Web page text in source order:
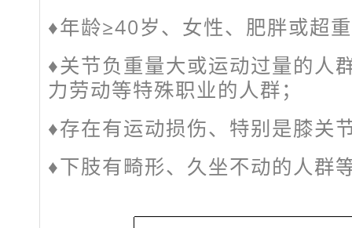
♦年龄≥40岁、女性、肥胖或超
♦关节负重量大或运动过量的人
力劳动等特殊职业的人群；
♦存在有运动损伤、特别是膝关
♦下肢有畸形、久坐不动的人群